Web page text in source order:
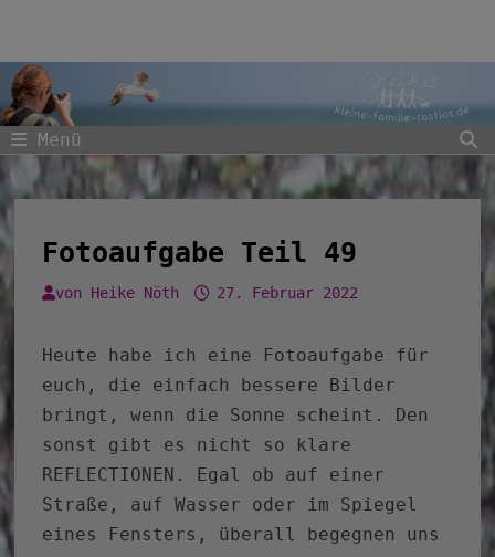
springen
Menü
Fotoaufgabe Teil 49
von Heike Nöth 27. Februar 2022
Heute habe ich eine Fotoaufgabe für
euch, die einfach bessere Bilder
bringt, wenn die Sonne scheint. Den
sonst gibt es nicht so klare
REFLECTIONEN. Egal ob auf einer
Straße, auf Wasser oder im Spiegel
eines Fensters, überall begegnen uns